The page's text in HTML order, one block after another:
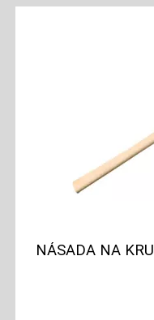
NÁSADA NA